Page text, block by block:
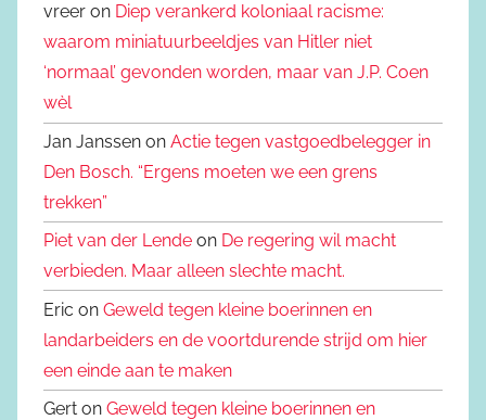
vreer on Diep verankerd koloniaal racisme:
waarom miniatuurbeeldjes van Hitler niet
‘normaal’ gevonden worden, maar van J.P. Coen
wèl
Jan Janssen on Actie tegen vastgoedbelegger in
Den Bosch. “Ergens moeten we een grens
trekken”
Piet van der Lende on De regering wil macht
verbieden. Maar alleen slechte macht.
Eric on Geweld tegen kleine boerinnen en
landarbeiders en de voortdurende strijd om hier
een einde aan te maken
Gert on Geweld tegen kleine boerinnen en